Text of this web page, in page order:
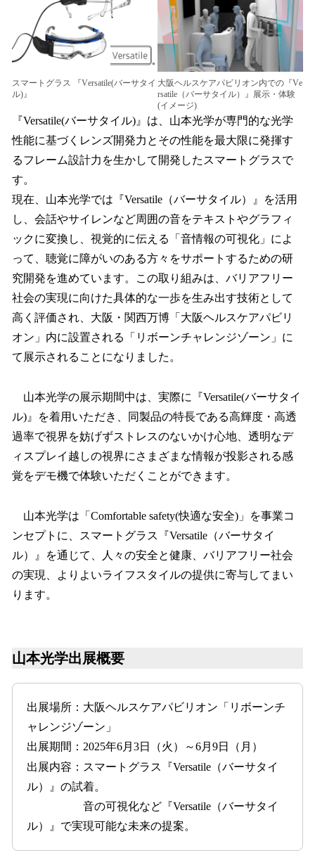
スマートグラス 『Versatile(バーサタイ
ル)』
大阪ヘルスケアパビリオン内での『Ve
rsatile（バーサタイル）』展示・体験
(イメージ)
『Versatile(バーサタイル)』は、山本光学が専門的な光学
性能に基づくレンズ開発力とその性能を最大限に発揮す
るフレーム設計力を生かして開発したスマートグラスで
す。
現在、山本光学では『Versatile（バーサタイル）』を活用
し、会話やサイレンなど周囲の音をテキストやグラフィ
ックに変換し、視覚的に伝える「音情報の可視化」によ
って、聴覚に障がいのある方々をサポートするための研
究開発を進めています。この取り組みは、バリアフリー
社会の実現に向けた具体的な一歩を生み出す技術として
高く評価され、大阪・関西万博「大阪ヘルスケアパビリ
オン」内に設置される「リボーンチャレンジゾーン」に
て展示されることになりました。
山本光学の展示期間中は、実際に『Versatile(バーサタイ
ル)』を着用いただき、同製品の特長である高輝度・高透
過率で視界を妨げずストレスのないかけ心地、透明なデ
ィスプレイ越しの視界にさまざまな情報が投影される感
覚をデモ機で体験いただくことができます。
山本光学は「Comfortable safety(快適な安全)」を事業コ
ンセプトに、スマートグラス『Versatile（バーサタイ
ル）』を通じて、人々の安全と健康、バリアフリー社会
の実現、よりよいライフスタイルの提供に寄与してまい
ります。
山本光学出展概要
出展場所：大阪ヘルスケアパビリオン「リボーンチ
ャレンジゾーン」
出展期間：2025年6月3日（火）～6月9日（月）
出展内容：スマートグラス『Versatile（バーサタイ
ル）』の試着。
音の可視化など『Versatile（バーサタイ
ル）』で実現可能な未来の提案。